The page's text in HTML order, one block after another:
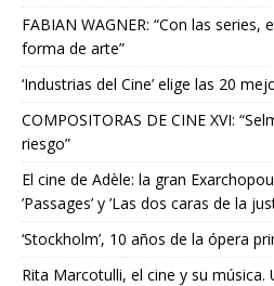
FABIAN WAGNER: “Con las
forma de arte”
‘Industrias del Cine’ elige las 20
COMPOSITORAS DE CINE XVI:
riesgo”
El cine de Adèle: la gran
’Passages’ y ’Las dos caras de la
‘Stockholm’, 10 años de la ópera
Rita Marcotulli, el cine y su